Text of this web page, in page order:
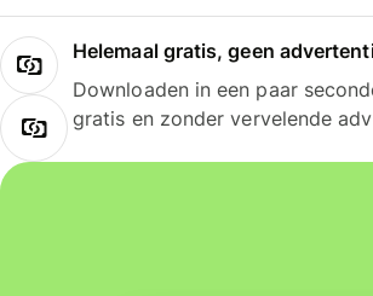
Helemaal gratis, geen
Downloaden in een paar
gratis en zonder vervelende